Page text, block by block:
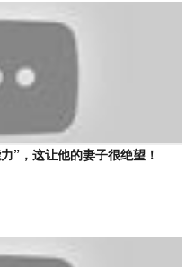
”，这让他的妻子很绝望！